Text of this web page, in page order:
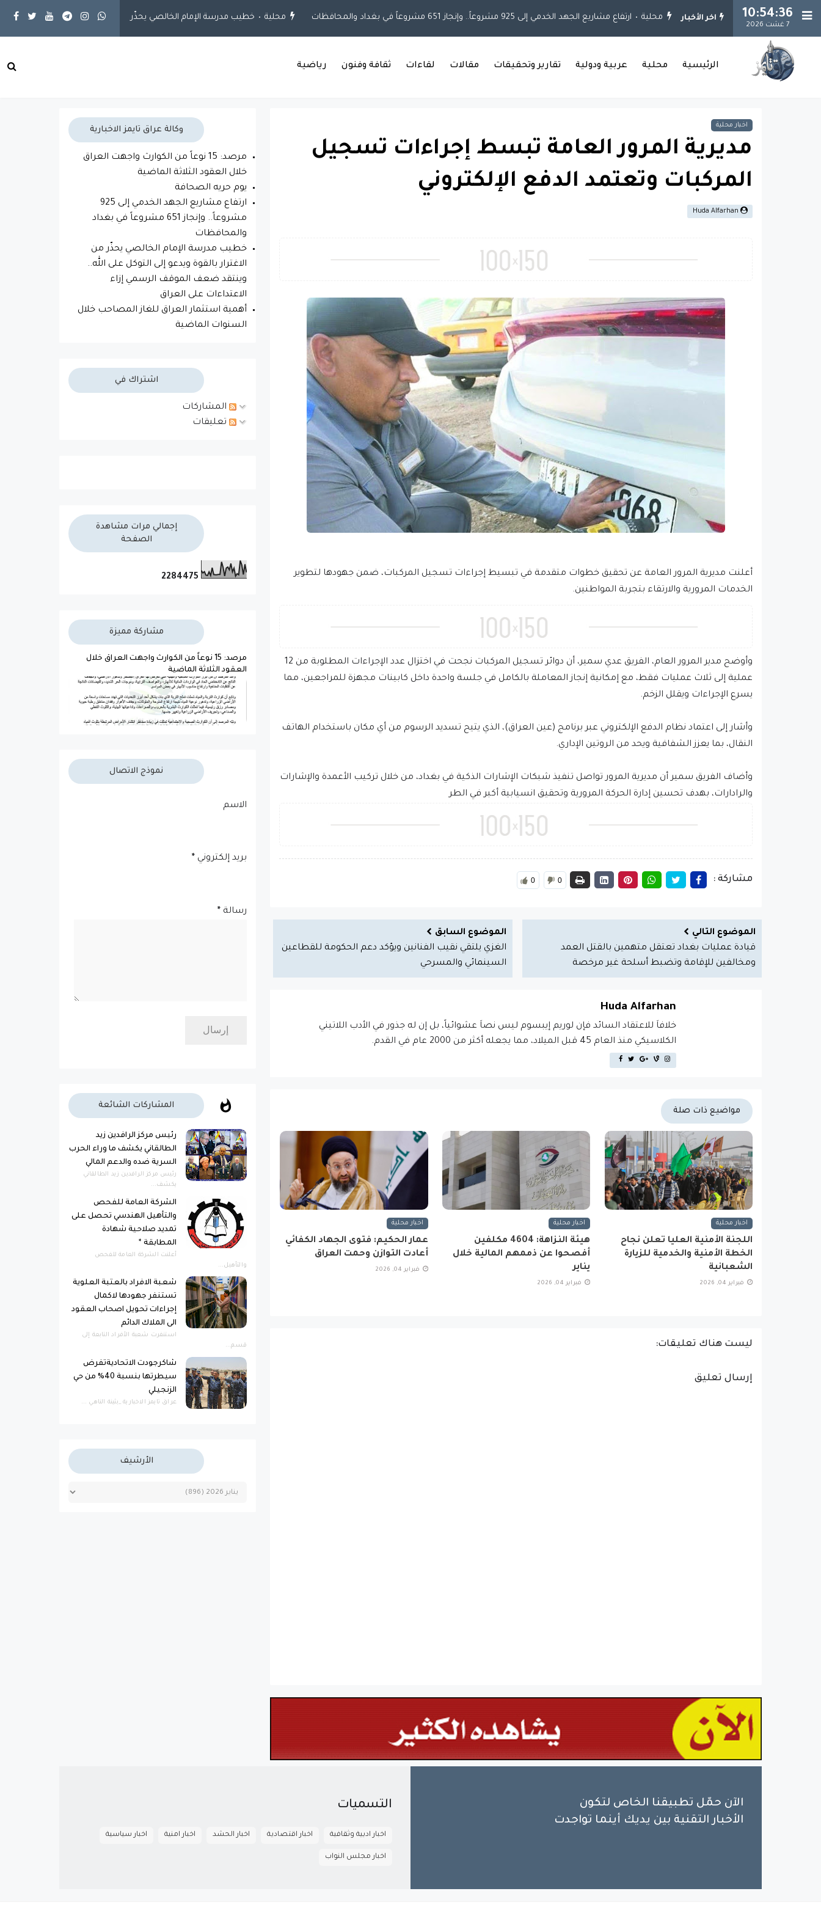
10:54:37
7 غشت 2026
اخر الأخبار محلية ارتفاع مشاريع الجهد الخدمي إلى 925 مشروعاً.. وإنجاز 651 مشروعاً في بغداد والمحافظات محلية خطيب مدرسة الإمام الخالصي يحذّر من الاغترار بالقوة ويدعو إلى التوكل
الرئيسية محلية عربية ودولية تقارير وتحقيقات مقالات لقاءات ثقافة وفنون رياضية
اخبار محلية
مديرية المرور العامة تبسط إجراءات تسجيل
المركبات وتعتمد الدفع الإلكتروني
Huda Alfarhan
أعلنت مديرية المرور العامة عن تحقيق خطوات متقدمة في تبسيط إجراءات تسجيل المركبات، ضمن جهودها لتطوير
الخدمات المرورية والارتقاء بتجربة المواطنين.
وأوضح مدير المرور العام، الفريق عدي سمير، أن دوائر تسجيل المركبات نجحت في اختزال عدد الإجراءات المطلوبة من 12
عملية إلى ثلاث عمليات فقط، مع إمكانية إنجاز المعاملة بالكامل في جلسة واحدة داخل كابينات مجهزة للمراجعين، مما
يسرع الإجراءات ويقلل الزخم.
وأشار إلى اعتماد نظام الدفع الإلكتروني عبر برنامج (عين العراق)، الذي يتيح تسديد الرسوم من أي مكان باستخدام الهاتف
النقال، بما يعزز الشفافية ويحد من الروتين الإداري.
وأضاف الفريق سمير أن مديرية المرور تواصل تنفيذ شبكات الإشارات الذكية في بغداد، من خلال تركيب الأعمدة والإشارات
والرادارات، بهدف تحسين إدارة الحركة المرورية وتحقيق انسيابية أكبر في الطر
مشاركة : 0 0
الموضوع التالي
قيادة عمليات بغداد تعتقل متهمين بالقتل العمد
ومخالفين للإقامة وتضبط أسلحة غير مرخصة
الموضوع السابق
الغزي يلتقي نقيب الفنانين ويؤكد دعم الحكومة للقطاعين
السينمائي والمسرحي
Huda Alfarhan
خلافاَ للاعتقاد السائد فإن لوريم إيبسوم ليس نصاَ عشوائياً، بل إن له جذور في الأدب اللاتيني
الكلاسيكي منذ العام 45 قبل الميلاد، مما يجعله أكثر من 2000 عام في القدم.
مواضيع ذات صلة
اخبار محلية
اللجنة الأمنية العليا تعلن نجاح
الخطة الأمنية والخدمية للزيارة
الشعبانية
فبراير 04, 2026
اخبار محلية
هيئة النزاهة: 4604 مكلفين
أفصحوا عن ذممهم المالية خلال
يناير
فبراير 04, 2026
اخبار محلية
عمار الحكيم: فتوى الجهاد الكفائي
أعادت التوازن وحمت العراق
فبراير 04, 2026
ليست هناك تعليقات:
إرسال تعليق
وكالة عراق تايمز الاخبارية
مرصد: 15 نوعاً من الكوارث واجهت العراق
خلال العقود الثلاثة الماضية
يوم حريه الصحافة
ارتفاع مشاريع الجهد الخدمي إلى 925
مشروعاً.. وإنجاز 651 مشروعاً في بغداد
والمحافظات
خطيب مدرسة الإمام الخالصي يحذّر من
الاغترار بالقوة ويدعو إلى التوكل على الله..
وينتقد ضعف الموقف الرسمي إزاء
الاعتداءات على العراق
أهمية استثمار العراق للغاز المصاحب خلال
السنوات الماضية
اشتراك في
المشاركات
تعليقات
إجمالي مرات مشاهدة
الصفحة
2284475
مشاركة مميزة
مرصد: 15 نوعاً من الكوارث واجهت العراق خلال
العقود الثلاثة الماضية
نموذج الاتصال
الاسم
بريد إلكتروني *
رسالة *
المشاركات الشائعة
رئيس مركز الرافدين زيد
الطالقاني يكشف ما وراء الحرب
السرية ضده والدعم المالي
رئيس مركز الرافدين زيد الطالقاني
يكشف...
الشركة العامة للفحص
والتأهيل الهندسي تحصل على
تمديد صلاحية شهادة
المطابقة *
أعلنت الشركة العامة للفحص
والتأهيل...
شعبة الافراد بالعتبة العلوية
تستنفر جهودها لاكمال
إجراءات تحويل اصحاب العقود
الى الملاك الدائم
استنفرت شعبة الأفراد التابعة إلى
قسم...
شاكرجودت الاتحاديةتفرض
سيطرتها بنسبة 40% من حي
الزنجيلي
عراق تايمز الاخبارية _بثينة الناهي ...
الأرشيف
الآن حمّل تطبيقنا الخاص لتكون
الأخبار التقنية بين يديك أينما تواجدت
التسميات
اخبار ادبية وثقافية اخبار اقتصادية اخبار الحشد اخبار امنية اخبار سياسية
اخبار مجلس النواب